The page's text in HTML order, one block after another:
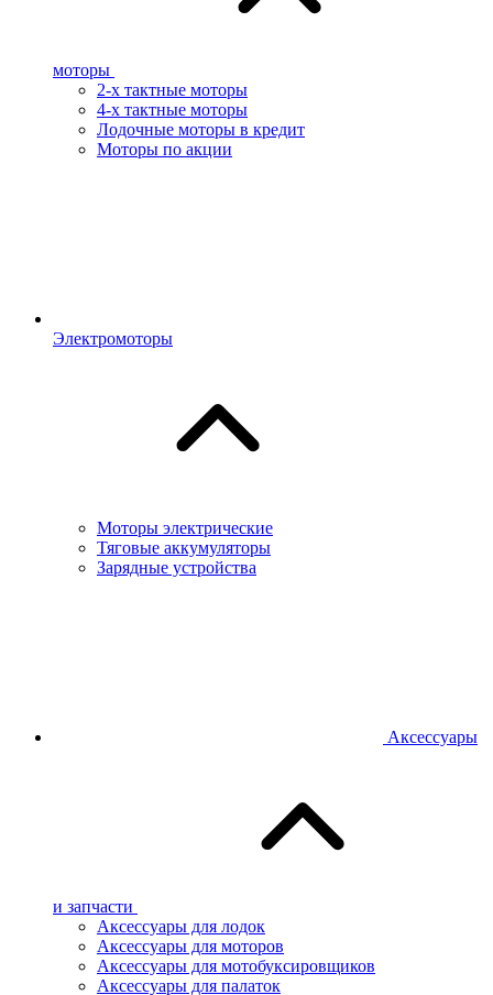
моторы
2-х тактные моторы
4-х тактные моторы
Лодочные моторы в кредит
Моторы по акции
Электромоторы
Моторы электрические
Тяговые аккумуляторы
Зарядные устройства
Аксессуары
и запчасти
Аксессуары для лодок
Аксессуары для моторов
Аксессуары для мотобуксировщиков
Аксессуары для палаток